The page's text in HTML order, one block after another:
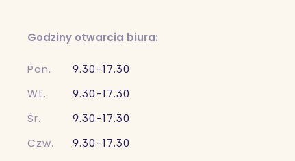
Godziny otwarcia biura:
Pon.
9.30-17.30
Wt.
9.30-17.30
Śr.
9.30-17.30
Czw.
9.30-17.30